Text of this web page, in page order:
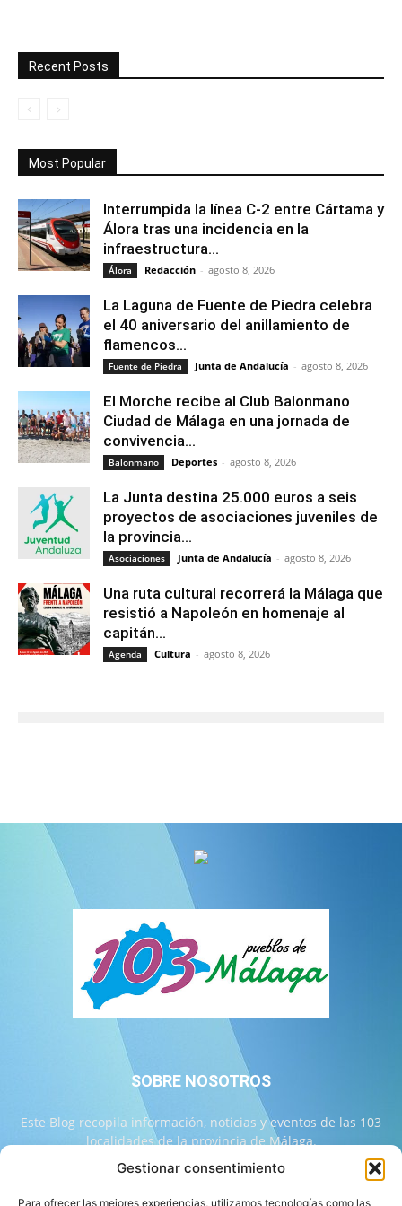
Gestionar consentimiento
Para ofrecer las mejores experiencias, utilizamos tecnologías como las
Recent Posts
Most Popular
Interrumpida la línea C-2 entre Cártama y
Álora tras una incidencia en la
infraestructura...
Álora Redacción - agosto 8, 2026
La Laguna de Fuente de Piedra celebra
el 40 aniversario del anillamiento de
flamencos...
Fuente de Piedra Junta de Andalucía - agosto 8, 2026
El Morche recibe al Club Balonmano
Ciudad de Málaga en una jornada de
convivencia...
Balonmano Deportes - agosto 8, 2026
La Junta destina 25.000 euros a seis
proyectos de asociaciones juveniles de
la provincia...
Asociaciones Junta de Andalucía - agosto 8, 2026
Una ruta cultural recorrerá la Málaga que
resistió a Napoleón en homenaje al
capitán...
Agenda Cultura - agosto 8, 2026
SOBRE NOSOTROS
Este Blog recopila información, noticias y eventos de las 103
localidades de la provincia de Málaga.
Contáctanos:info@103malaga.com